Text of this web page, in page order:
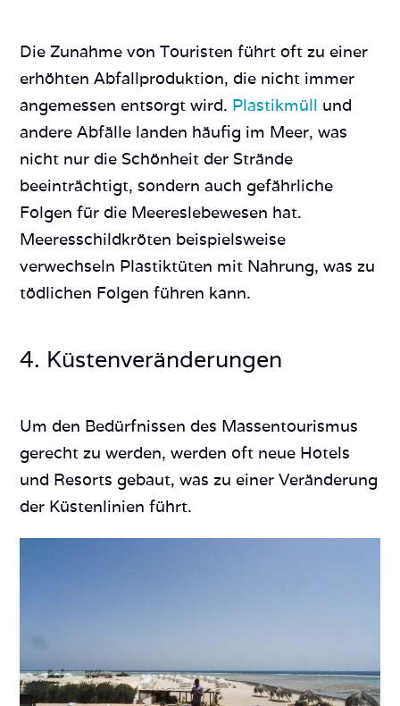
Die Zunahme von Touristen führt oft zu einer
erhöhten Abfallproduktion, die nicht immer
angemessen entsorgt wird. Plastikmüll und
andere Abfälle landen häufig im Meer, was
nicht nur die Schönheit der Strände
beeinträchtigt, sondern auch gefährliche
Folgen für die Meereslebewesen hat.
Meeresschildkröten beispielsweise
verwechseln Plastiktüten mit Nahrung, was zu
tödlichen Folgen führen kann.
4. Küstenveränderungen
Um den Bedürfnissen des Massentourismus
gerecht zu werden, werden oft neue Hotels
und Resorts gebaut, was zu einer Veränderung
der Küstenlinien führt.